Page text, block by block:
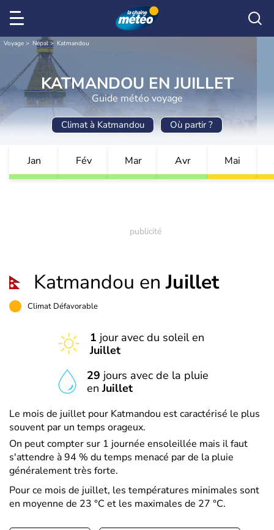
Voyage Népal Katmandou
KATMANDOU EN JUILLET
Guide météo voyage
Climat à Katmandou Où partir ?
Jan Fév Mar Avr Mai
Katmandou enJuillet
Climat Défavorable
1 jour avec du soleil en
Juillet
29 jours avec de la pluie
enJuillet
Le mois de juillet pour Katmandou est caractérisé le plus
souvent par un temps orageux.
On peut compter sur 1 journée ensoleillée mais il faut
s'attendre à 94 % du temps menacé par de la pluie
généralement très forte.
Pour ce mois de juillet, les températures minimales sont
en moyenne de 23 °C et les maximales de 27 °C.